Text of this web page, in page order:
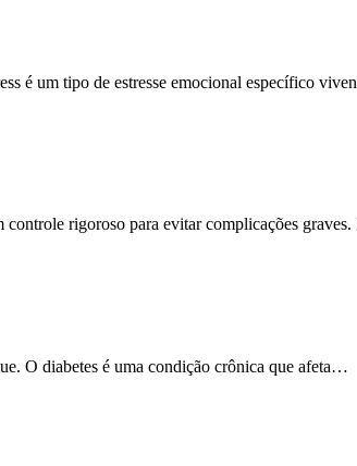
é um tipo de estresse emocional específico
controle rigoroso para evitar complicações
O diabetes é uma condição crônica que afeta…